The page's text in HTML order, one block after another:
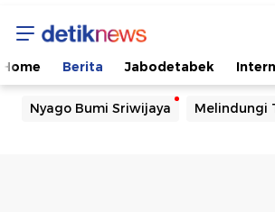
Home Berita Jabodetabek
Nyago Bumi Sriwijaya Melindungi